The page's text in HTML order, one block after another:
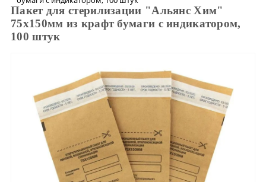
Пакет для стерилизации "Альянс Хим"
75х150мм из крафт бумаги с индикатором,
100 штук